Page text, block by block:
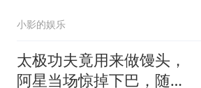
小影的娱乐
太极功夫竟用来做馒头，
阿星当场惊掉下巴，随后